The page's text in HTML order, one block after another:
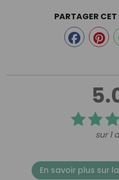
sur 1
PARTAGER
En savoir plus sur